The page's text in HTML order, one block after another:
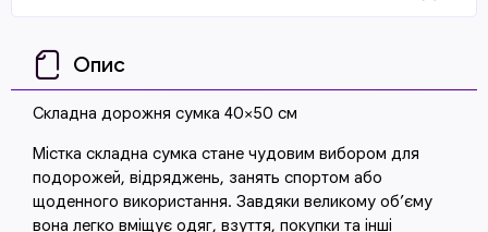
Опис
Складна дорожня сумка 40×50 см
Містка складна сумка стане чудовим вибором для
подорожей, відряджень, занять спортом або
щоденного використання. Завдяки великому об’єму
вона легко вміщує одяг, взуття, покупки та інші